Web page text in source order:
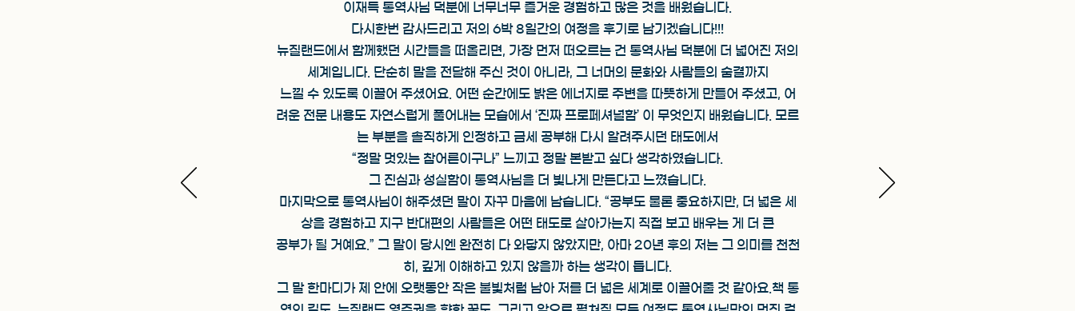
이재득 통역사님 덕분에 너무너무 즐거운 경험하고 많은 것을 배웠습니다.
다시한번 감사드리고 저의 6박 8일간의 여정을 후기로 남기겠습니다!!!
뉴질랜드에서 함께했던 시간들을 떠올리면, 가장 먼저 떠오르는 건 통역사님 덕분에 더 넓어진 저의
세계입니다. 단순히 말을 전달해 주신 것이 아니라, 그 너머의 문화와 사람들의 숨결까지
느낄 수 있도록 이끌어 주셨어요. 어떤 순간에도 밝은 에너지로 주변을 따뜻하게 만들어 주셨고, 어
려운 전문 내용도 자연스럽게 풀어내는 모습에서 ‘진짜 프로페셔널함’ 이 무엇인지 배웠습니다. 모르
는 부분을 솔직하게 인정하고 금세 공부해 다시 알려주시던 태도에서
“정말 멋있는 참어른이구나” 느끼고 정말 본받고 싶다 생각하였습니다.
그 진심과 성실함이 통역사님을 더 빛나게 만든다고 느꼈습니다.
마지막으로 통역사님이 해주셨던 말이 자꾸 마음에 남습니다. “공부도 물론 중요하지만, 더 넓은 세
상을 경험하고 지구 반대편의 사람들은 어떤 태도로 살아가는지 직접 보고 배우는 게 더 큰
공부가 될 거예요.” 그 말이 당시엔 완전히 다 와닿지 않았지만, 아마 20년 후의 저는 그 의미를 천천
히, 깊게 이해하고 있지 않을까 하는 생각이 듭니다.
그 말 한마디가 제 안에 오랫동안 작은 불빛처럼 남아 저를 더 넓은 세계로 이끌어줄 것 같아요.책 통